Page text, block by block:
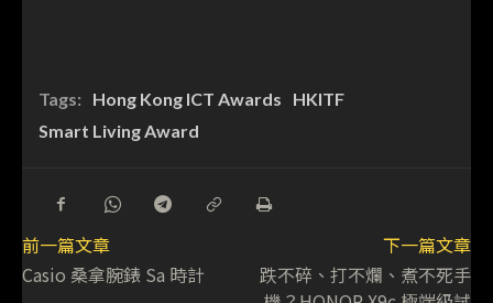
Tags: Hong Kong ICT Awards
HKITF
Smart Living Award
前一篇文章
Casio 桑拿腕錶 Sa 時計
下一篇文章
跌不碎、打不爛、煮不死手